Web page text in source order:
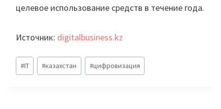
целевое использование средств в течение года.
Источник: digitalbusiness.kz
Метки
записи:
#IT #казахстан #цифровизация